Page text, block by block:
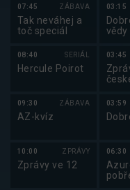
07:45 ZÁBAVA
Tak neváhej a
toč speciál
08:40 SERIÁL
Hercule Poirot
09:30 ZÁBAVA
AZ-kvíz
10:00 ZPRÁVY
Zprávy ve 12
03:15
03:45
03:59
06:30